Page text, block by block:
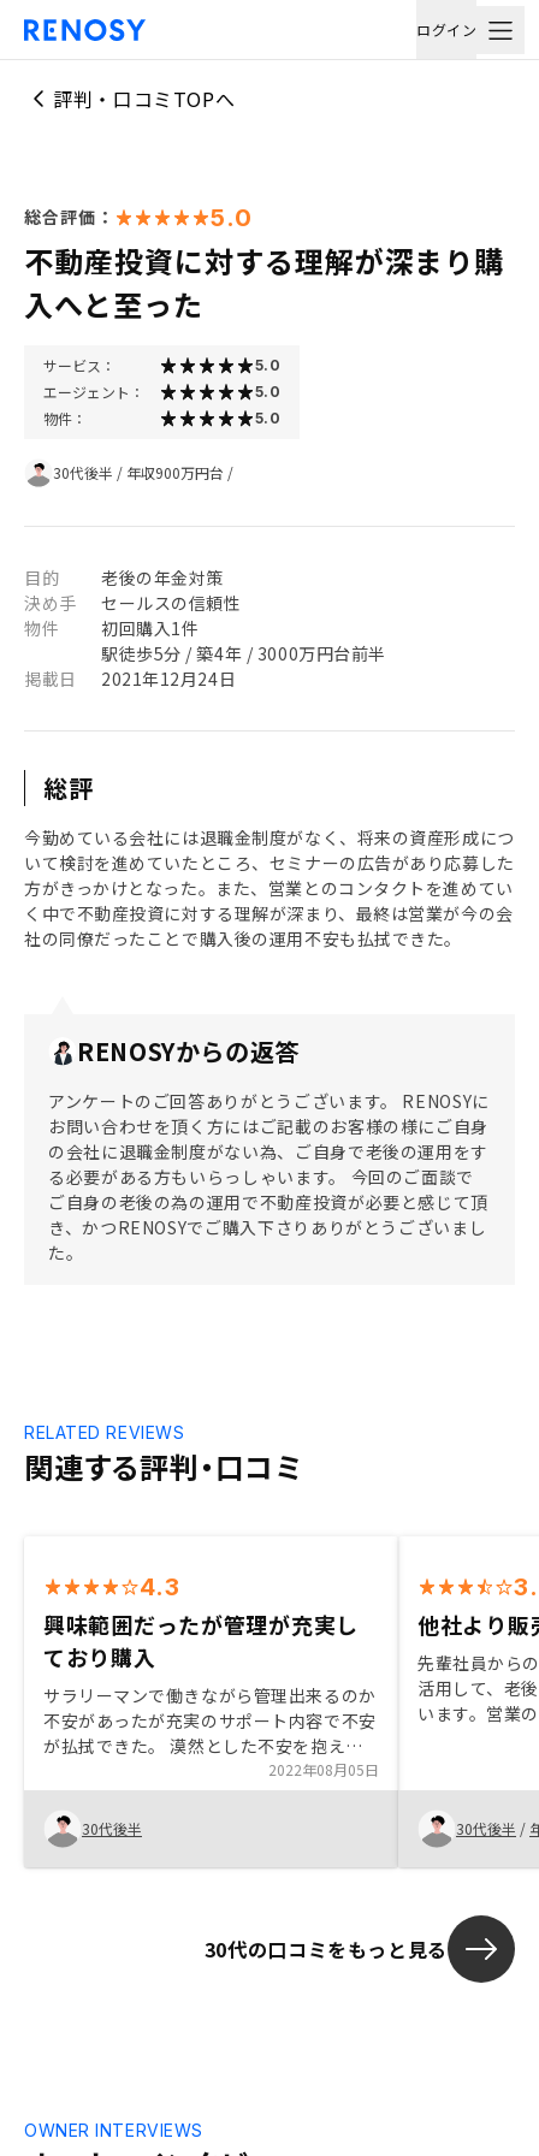
ログイン
評判・口コミTOPへ
総合評価： 5.0
不動産投資に対する理解が深まり購
入へと至った
サービス： 5.0
エージェント： 5.0
物件： 5.0
30代後半 / 年収900万円台 /
目的
老後の年金対策
決め手
セールスの信頼性
物件
初回購入1件
駅徒歩5分 / 築4年 / 3000万円台前半
掲載日
2021年12月24日
総評
今勤めている会社には退職金制度がなく、将来の資産形成につ
いて検討を進めていたところ、セミナーの広告があり応募した
方がきっかけとなった。また、営業とのコンタクトを進めてい
く中で不動産投資に対する理解が深まり、最終は営業が今の会
社の同僚だったことで購入後の運用不安も払拭できた。
RENOSYからの返答
アンケートのご回答ありがとうございます。 RENOSYに
お問い合わせを頂く方にはご記載のお客様の様にご自身
の会社に退職金制度がない為、ご自身で老後の運用をす
る必要がある方もいらっしゃいます。 今回のご面談で
ご自身の老後の為の運用で不動産投資が必要と感じて頂
き、かつRENOSYでご購入下さりありがとうございまし
た。
関連する評判・口コミ
RELATED REVIEWS
4.3
興味範囲だったが管理が充実し
ており購入
サラリーマンで働きながら管理出来るのか
不安があったが充実のサポート内容で不安
が払拭できた。 漠然とした不安を抱えて
いたが、面談していく中でリスクが許容範
囲だと理解することが出来た。 株式等の
他の投資商品と組み合わせていく事で安全
性が更にますと感じた。
2022年08月05日
30代後半
他社より販
先輩社員から
活用して、老
います。営業
す。売却時に
30代後半 /
30代の口コミをもっと見る
OWNER INTERVIEWS